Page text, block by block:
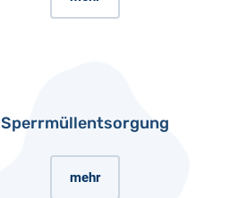
Sperrmüllentsorgung
mehr